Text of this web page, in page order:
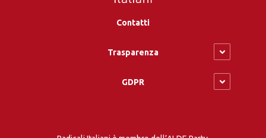
Contatti
Trasparenza
GDPR